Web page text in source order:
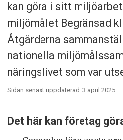
kan göra i sitt
miljömålet Begränsad
Åtgärderna
nationella
näringslivet som var
Sidan senast uppdaterad: 3 april 2025
Det här kan företag